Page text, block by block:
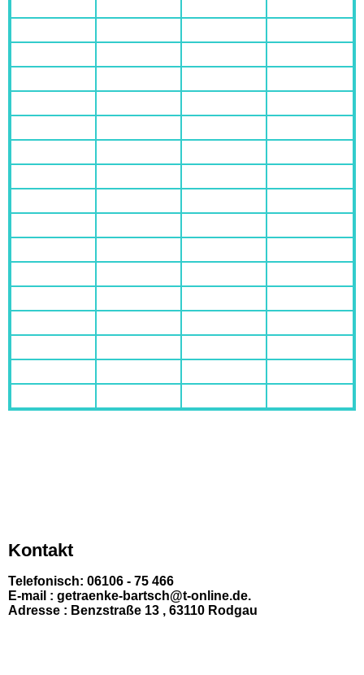
Kontakt
Telefonisch: 06106 - 75 466
E-mail : getraenke-bartsch@t-online.de.
Adresse : Benzstraße 13 , 63110 Rodgau